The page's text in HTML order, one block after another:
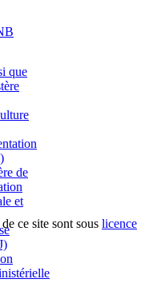
ce site sont sous licence